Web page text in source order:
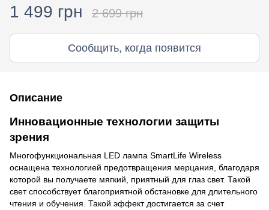
1 499 грн 2 699 грн
Сообщить, когда появится
Описание
Инновационные технологии защиты
зрения
Многофункциональная LED лампа SmartLife Wireless
оснащена технологией предотвращения мерцания, благодаря
которой вы получаете мягкий, приятный для глаз свет. Такой
свет способствует благоприятной обстановке для длительного
чтения и обучения. Такой эффект достигается за счет